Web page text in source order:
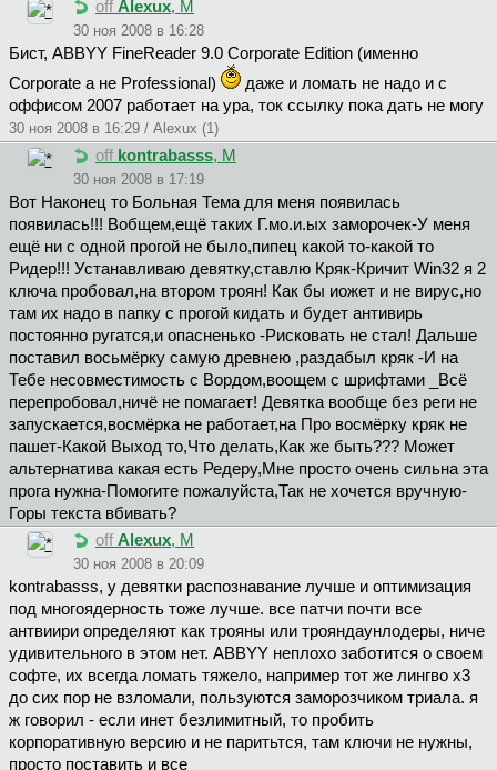
off Alexux, М
30 ноя 2008 в 16:28
Биcт, ABBYY FineReader 9.0 Corporate Edition (именно
Corporate а не Professional)
даже и ломать не надо и с
оффисом 2007 работает на ура, ток ссылку пока дать не могу
30 ноя 2008 в 16:29 / Alexux (1)
off kontrabasss, М
30 ноя 2008 в 17:19
Вот Наконец то Больная Тема для меня появилась
появилась!!! Вобщем,ещё таких Г.мо.и.ых заморочек-У меня
ещё ни с одной прогой не было,пипец какой то-какой то
Ридер!!! Устанавливаю девятку,ставлю Кряк-Кричит Win32 я 2
ключа пробовал,на втором троян! Как бы иожет и не вирус,но
там их надо в папку с прогой кидать и будет антивирь
постоянно ругатся,и опасненько -Рисковать не стал! Дальше
поставил восьмёрку самую древнею ,раздабыл кряк -И на
Тебе несовместимость с Вордом,воощем с шрифтами _Всё
перепробовал,ничё не помагает! Девятка вообще без реги не
запускается,восмёрка не работает,на Про восмёрку кряк не
пашет-Какой Выход то,Что делать,Как же быть??? Может
альтернатива какая есть Редеру,Мне просто очень сильна эта
прога нужна-Помогите пожалуйста,Так не хочется вручную-
Горы текста вбивать?
off Alexux, М
30 ноя 2008 в 20:09
kontrabasss, у девятки распознавание лучше и оптимизация
под многоядерность тоже лучше. все патчи почти все
антвиири определяют как трояны или трояндаунлодеры, ниче
удивительного в этом нет. ABBYY неплохо заботится о своем
софте, их всегда ломать тяжело, например тот же лингво х3
до сих пор не взломали, пользуются заморозчиком триала. я
ж говорил - если инет безлимитный, то пробить
корпоративную версию и не паритьтся, там ключи не нужны,
просто поставить и все